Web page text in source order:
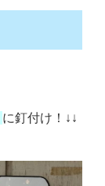
に釘付け！↓↓